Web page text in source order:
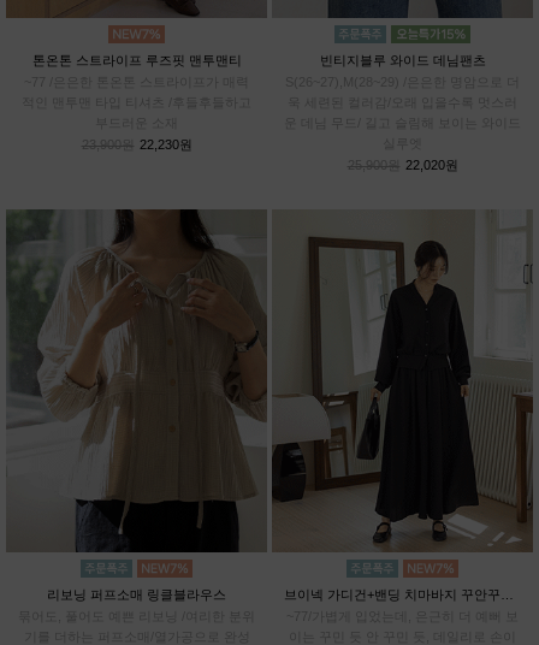
톤온톤 스트라이프 루즈핏 맨투맨티
~77 /은은한 톤온톤 스트라이프가 매력
적인 맨투맨 타입 티셔츠 /후들후들하고
부드러운 소재
23,900원 22,230원
빈티지블루 와이드 데님팬츠
S(26~27),M(28~29) /은은한 명암으로 더
욱 세련된 컬러감/오래 입을수록 멋스러
실루엣
25,900원 22,020원
리보닝 퍼프소매 링클블라우스
묶어도, 풀어도 예쁜 리보닝 /여리한 분위
기를 더하는 퍼프소매/열가공으로 완성
~77/가볍게 입었는데, 은근히 더 예뻐 보